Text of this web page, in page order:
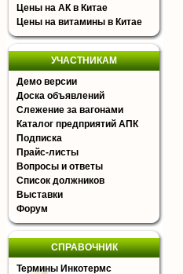
Цены на АК в Китае
Цены на витамины в Китае
УЧАСТНИКАМ
Демо версии
Доска объявлений
Слежение за вагонами
Каталог предприятий АПК
Подписка
Прайс-листы
Вопросы и ответы
Список должников
Выставки
Форум
СПРАВОЧНИК
Термины Инкотермс